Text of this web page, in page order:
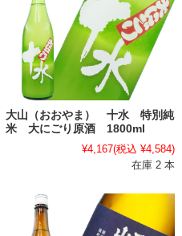
大山（おおやま） 十水 特別純
米 大にごり原酒 1800ml
¥4,167(税込 ¥4,584)
在庫 2 本